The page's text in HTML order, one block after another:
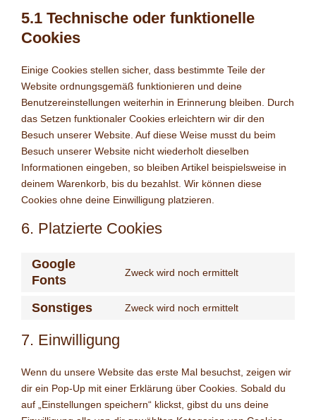
5.1 Technische oder funktionelle
Cookies
Einige Cookies stellen sicher, dass bestimmte Teile der
Website ordnungsgemäß funktionieren und deine
Benutzereinstellungen weiterhin in Erinnerung bleiben. Durch
das Setzen funktionaler Cookies erleichtern wir dir den
Besuch unserer Website. Auf diese Weise musst du beim
Besuch unserer Website nicht wiederholt dieselben
Informationen eingeben, so bleiben Artikel beispielsweise in
deinem Warenkorb, bis du bezahlst. Wir können diese
Cookies ohne deine Einwilligung platzieren.
6. Platzierte Cookies
Google
Fonts
Zweck wird noch ermittelt
Sonstiges Zweck wird noch ermittelt
7. Einwilligung
Wenn du unsere Website das erste Mal besuchst, zeigen wir
dir ein Pop-Up mit einer Erklärung über Cookies. Sobald du
auf „Einstellungen speichern“ klickst, gibst du uns deine